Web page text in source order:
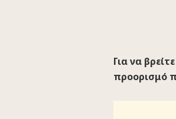
Για να
προορισμό